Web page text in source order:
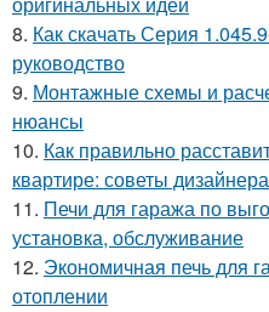
8. Как скачать Серия
руководство
9. Монтажные схемы и
нюансы
10. Как правильно
квартире: советы дизайнера
11. Печи для гаража по
установка, обслуживание
12. Экономичная печь для
отоплении